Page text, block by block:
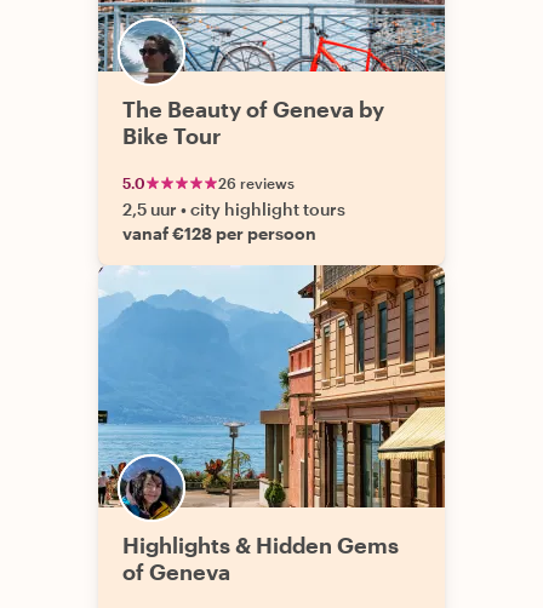
The Beauty of Geneva by
Bike Tour
5.0 26 reviews
2,5 uur •city highlight tours
vanaf €128 per persoon
Highlights & Hidden Gems
of Geneva